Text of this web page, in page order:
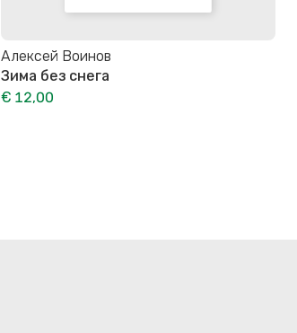
Алексей Воинов
Зима без снега
€ 12,00